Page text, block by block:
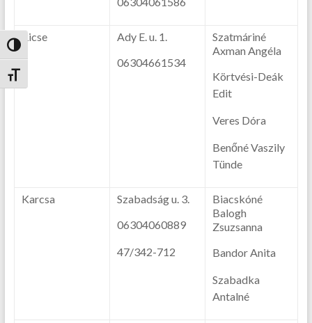
Nagy kontraszt váltása
Betűméret váltása
Ricse
Ady E. u. 1.
06304661534
Szatmáriné
Axman Angéla
Körtvési-Deák
Edit
Veres Dóra
Benőné Vaszily
Tünde
Karcsa
Szabadság u. 3.
06304060889
47/342-712
Biacskóné
Balogh
Zsuzsanna
Bandor Anita
Szabadka
Antalné